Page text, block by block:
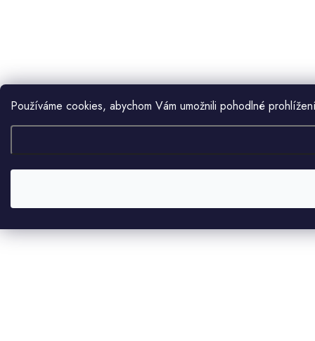
Používáme cookies, abychom Vám umožnili pohodlné